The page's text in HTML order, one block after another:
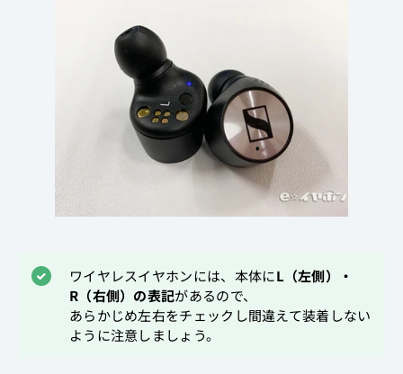
ワイヤレスイヤホンには、本体にL（左側）・
R（右側）の表記があるので、
あらかじめ左右をチェックし間違えて装着しない
ように注意しましょう。